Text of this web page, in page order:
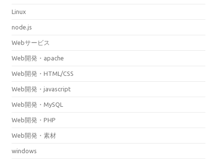
Linux
node.js
Webサービス
Web開発・apache
Web開発・HTML/CSS
Web開発・javascript
Web開発・MySQL
Web開発・PHP
Web開発・素材
windows